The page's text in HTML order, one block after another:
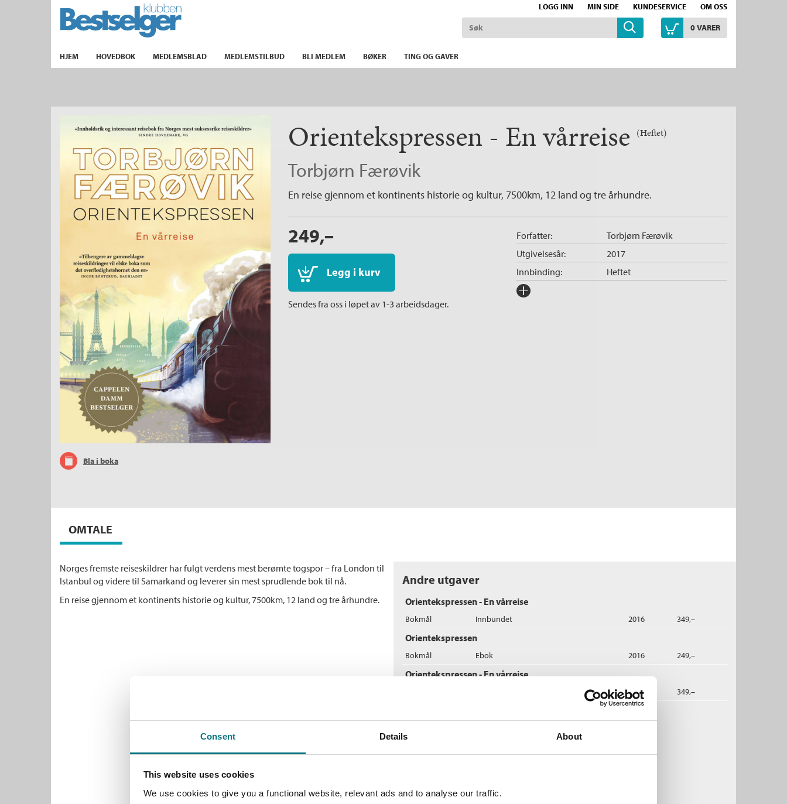
Consent Details About
This website uses cookies
We use cookies to give you a functional website, relevant ads and to analyse our traffic.
LOGG INN MIN SIDE KUNDESERVICE OM OSS
TIL FORSIDEN
0VARER
HJEM HOVEDBOK MEDLEMSBLAD MEDLEMSTILBUD BLI MEDLEM BØKER TING OG GAVER
Bla i boka
Orientekspressen - En vårreise (Heftet)
Torbjørn Færøvik
En reise gjennom et kontinents historie og kultur, 7500km, 12 land og tre århundre.
249,–
Legg i kurv
Sendes fra oss i løpet av 1-3 arbeidsdager.
Forfatter: Torbjørn Færøvik
Innbinding: Heftet
Utgivelsesår: 2017
Forlag:
OMTALE
Norges fremste reiseskildrer har fulgt verdens mest berømte togspor – fra London til
Istanbul og videre til Samarkand og leverer sin mest sprudlende bok til nå.
En reise gjennom et kontinents historie og kultur, 7500km, 12 land og tre århundre.
Andre utgaver
Orientekspressen - En vårreise
Bokmål Innbundet 2016 349,–
Orientekspressen
Bokmål Ebok 2016 249,–
Orientekspressen - En vårreise
2017 349,–
Flere bøker av Torbjørn Færøvik:
En vandring i Kinas historie